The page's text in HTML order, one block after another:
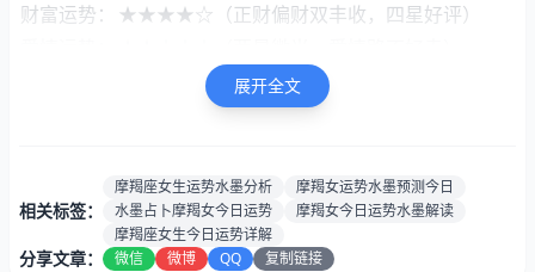
财富运势：
★★★★☆（正财偏财双丰收，四星好评）
89%（五星规划，未来方向）
双子/天蝎座
下午7点至8点
水墨6月22日幸运指南
展开全文
相关标签：
摩羯座女生运势水墨分析
摩羯女运势水墨预测今日
水墨占卜摩羯女今日运势
摩羯女今日运势水墨解读
摩羯座女生今日运势详解
分享文章： 微信 微博 QQ 复制链接